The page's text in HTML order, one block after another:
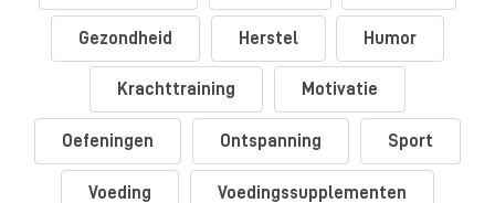
Gezondheid Herstel Humor
Krachttraining Motivatie
Oefeningen Ontspanning Sport
Voeding Voedingssupplementen